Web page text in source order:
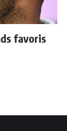
favoris